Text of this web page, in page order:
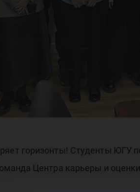
горизонты! Студенты ЮГУ
Центра карьеры и